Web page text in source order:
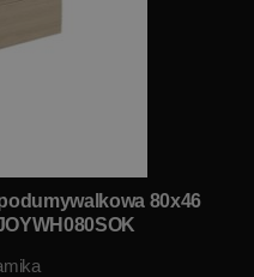
80x46